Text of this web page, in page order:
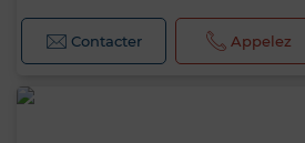
Contacter Appelez